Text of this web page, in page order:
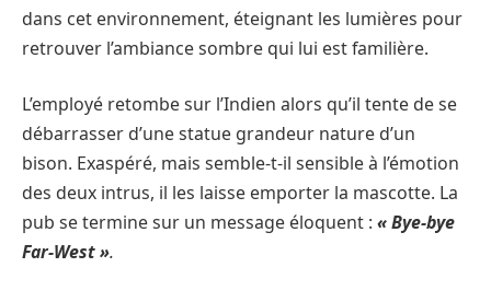
dans cet environnement, éteignant les lumières pour
retrouver l’ambiance sombre qui lui est familière.
L’employé retombe sur l’Indien alors qu’il tente de se
débarrasser d’une statue grandeur nature d’un
bison. Exaspéré, mais semble-t-il sensible à l’émotion
des deux intrus, il les laisse emporter la mascotte. La
pub se termine sur un message éloquent : « Bye-bye
Far-West ».